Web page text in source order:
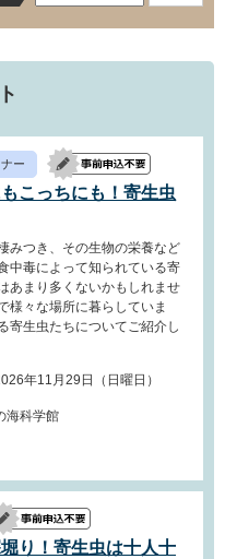
ー
こっちにも！寄生虫
みつき、その生物の栄養など
中毒によって知られている寄
あまり多くないかもしれませ
様々な場所に暮らしていま
寄生虫たちについてご紹介し
年11月29日（日曜日）
海科学館
り！寄生虫は十人十